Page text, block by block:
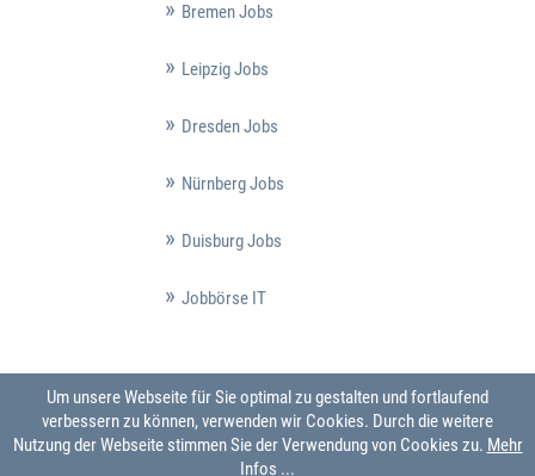
Bremen Jobs
Leipzig Jobs
Dresden Jobs
Nürnberg Jobs
Duisburg Jobs
Jobbörse IT
Um unsere Webseite für Sie optimal zu gestalten und fortlaufend
verbessern zu können, verwenden wir Cookies. Durch die weitere
Nutzung der Webseite stimmen Sie der Verwendung von Cookies zu. Mehr
Infos ...